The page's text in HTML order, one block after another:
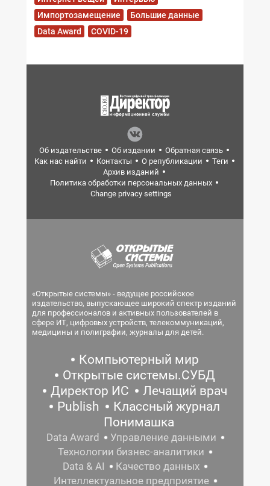
Импортозамещение
Большие данные
Data Award
COVID-19
Об издательстве Об издании
Обратная связь
Как нас найти
Контакты О републикации
Теги
Архив изданий
Политика обработки персональных данных
Change privacy settings
«Открытые системы» - ведущее российское
издательство, выпускающее широкий спектр изданий
для профессионалов и активных пользователей в
сфере ИТ, цифровых устройств, телекоммуникаций,
медицины и полиграфии, журналы для детей.
Компьютерный мир
Открытые системы.СУБД
Директор ИС
Лечащий врач
Publish
Классный журнал
Понимашка
Data Award
Управление данными
Технологии бизнес-аналитики
Data & AI
Качество данных
Интеллектуальное предприятие